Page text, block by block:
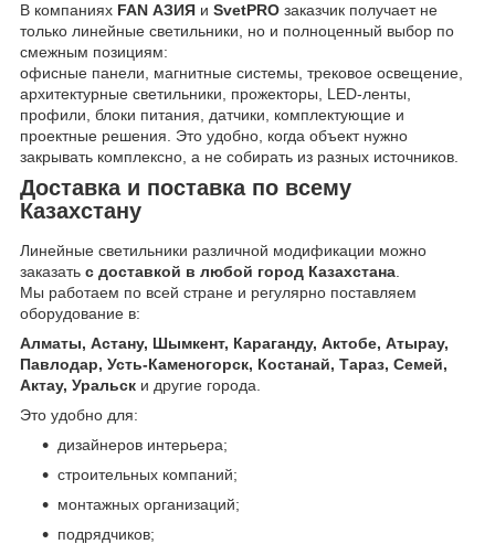
В компаниях FAN АЗИЯ и SvetPRO заказчик получает не
только линейные светильники, но и полноценный выбор по
смежным позициям:
офисные панели, магнитные системы, трековое освещение,
архитектурные светильники, прожекторы, LED-ленты,
профили, блоки питания, датчики, комплектующие и
проектные решения. Это удобно, когда объект нужно
закрывать комплексно, а не собирать из разных источников.
Доставка и поставка по всему
Казахстану
Линейные светильники различной модификации можно
заказать с доставкой в любой город Казахстана
Мы работаем по всей стране и регулярно поставляем
оборудование в:
Алматы, Астану, Шымкент, Караганду, Актобе, Атырау,
Павлодар, Усть-Каменогорск, Костанай, Тараз, Семей,
Актау, Уральск и другие города.
Это удобно для:
дизайнеров интерьера;
строительных компаний;
монтажных организаций;
подрядчиков;